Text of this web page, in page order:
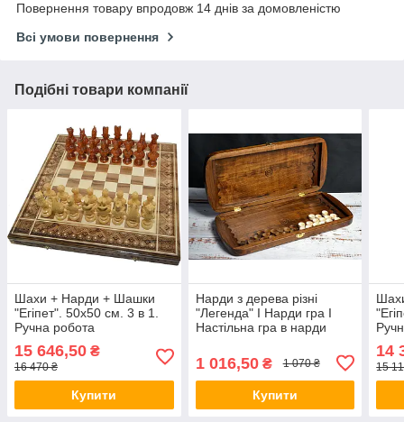
Повернення товару впродовж 14 днів за домовленістю
Всі умови повернення
Подібні товари компанії
Шахи + Нарди + Шашки
"Егіпет". 50х50 см. 3 в 1.
Ручна робота
15 646,50 ₴
16 470 ₴
Купити
Нарди з дерева різні
"Легенда" I Нарди гра I
Настільна гра в нарди
1 016,50₴ 1 070 ₴
Купити
14
15